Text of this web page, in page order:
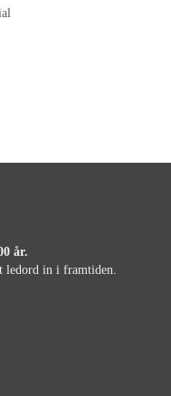
år.
ledord in i framtiden.